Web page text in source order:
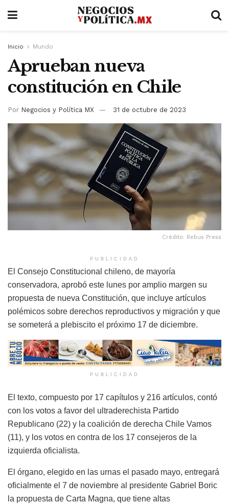
Inicio Mundo
Aprueban nueva
constitución en Chile
Por Negocios y Política MX 31 de octubre de 2023
Crédito: Rebus Press
PUBLICIDAD
El Consejo Constitucional chileno, de mayoría
conservadora, aprobó este lunes por amplio margen su
propuesta de nueva Constitución, que incluye artículos
polémicos sobre derechos reproductivos y migración y que
se someterá a plebiscito el próximo 17 de diciembre.
PUBLICIDAD
El texto, compuesto por 17 capítulos y 216 artículos, contó
con los votos a favor del ultraderechista Partido
Republicano (22) y la coalición de derecha Chile Vamos
(11), y los votos en contra de los 17 consejeros de la
izquierda oficialista.
El órgano, elegido en las urnas el pasado mayo, entregará
oficialmente el 7 de noviembre al presidente Gabriel Boric
la propuesta de Carta Magna, que tiene altas